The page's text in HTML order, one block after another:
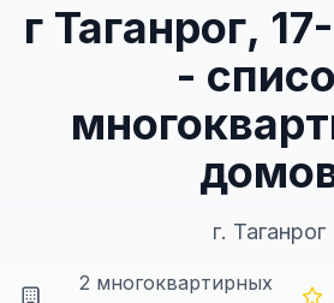
г Таганрог,
-
г. Таганрог
2 многоквартирных